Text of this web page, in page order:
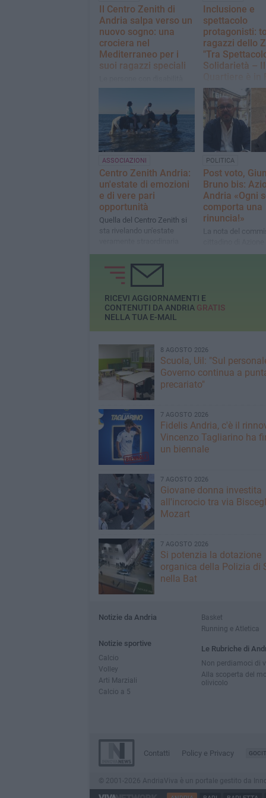
Il Centro Zenith di
Andria salpa verso un
nuovo sogno: una
crociera nel
Mediterraneo per i
suoi ragazzi speciali
non devono accontentarsi di
esperienze "ridotte" o di
seconde scelte
Inclusione e
spettacolo
protagonisti:
ragazzi dello
"Tra
Solidarietà – Il
Giunta alla XVIII
manifestazione
ormai uno degli
appuntamenti più
significativi
coratina
ASSOCIAZIONI
Centro Zenith Andria:
un'estate di emozioni
e di vere pari
opportunità
Quella del Centro Zenith si
sta rivelando un'estate
POLITICA
Post voto,
Bruno bis:
Andria «Ogni
comporta una
rinuncia!»
La nota del
cittadino di
Nespoli e del
RICEVI AGGIORNAMENTI E
CONTENUTI DA ANDRIA GRATIS
NELLA TUA E-MAIL
8 AGOSTO 2026
Scuola, Uil: "Sul
Governo continua a
precariato"
7 AGOSTO 2026
Fidelis Andria, c'è il
Vincenzo Tagliarino ha
un biennale
7 AGOSTO 2026
Giovane donna investita
all'incrocio tra via
Mozart
7 AGOSTO 2026
Si potenzia la dotazione
organica della Polizia di
nella Bat
Notizie da Andria
Notizie sportive
Calcio
Volley
Arti Marziali
Calcio a 5
Basket
Running e Atletica
Le Rubriche di
Non perdiamoci di
Alla scoperta del
olivicolo
Contatti Policy e Privacy
© 2001-2026 AndriaViva è un portale gestito da